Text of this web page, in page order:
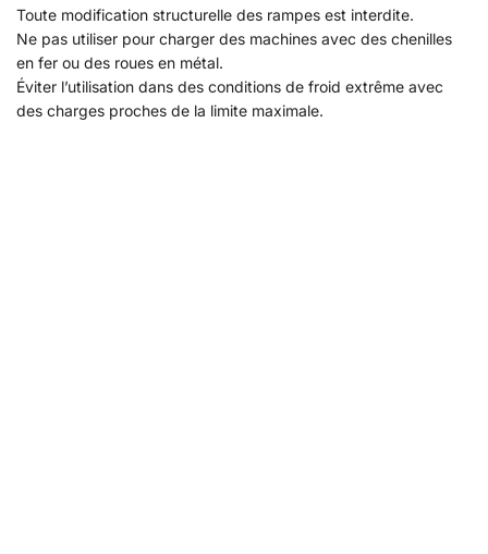
Toute modification structurelle des rampes est interdite.
Ne pas utiliser pour charger des machines avec des chenilles
en fer ou des roues en métal.
Éviter l’utilisation dans des conditions de froid extrême avec
des charges proches de la limite maximale.